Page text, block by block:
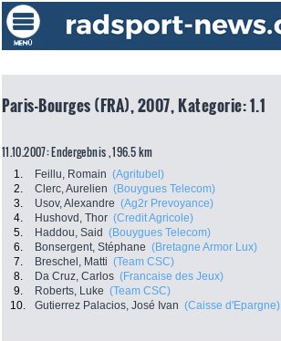
Paris-Bourges (FRA), 2007, Kategorie: 1.1
11.10.2007: Endergebnis , 196.5 km
1. Feillu, Romain (Agritubel)
2.
Clerc, Aurelien (Bouygues Telecom)
3.
Usov, Alexandre (Ag2r Prevoyance)
4.
Hushovd, Thor (Credit Agricole)
5.
Haddou, Said (Bouygues Telecom)
6.
Bonsergent, Stéphane (Bretagne Armor Lux)
7.
Breschel, Matti (Team CSC)
8.
Da Cruz, Carlos (Francaise des Jeux)
9.
Roberts, Luke (Team CSC)
10.
Gutierrez Palacios, José Ivan (Caisse d'Epargne)